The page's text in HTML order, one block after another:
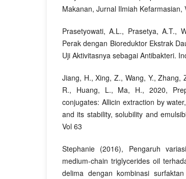
Makanan, Jurnal Ilmiah Kefarmasian,
Prasetyowati, A.L., Prasetya, A.T.,
Perak dengan Bioreduktor Ekstrak
Uji Aktivitasnya sebagai Antibakteri.
Jiang, H., Xing, Z., Wang, Y., Zhang,
R., Huang, L., Ma, H., 2020,
conjugates: Allicin extraction by
and its stability, solubility and
Vol 63
Stephanie (2016), Pengaruh
medium-chain triglycerides oil
delima dengan kombinasi